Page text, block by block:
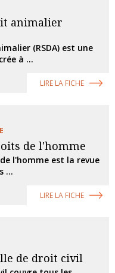
animalier
(RSDA) est une
à ...
LIRE LA FICHE
de l'homme
l'homme est la revue
...
LIRE LA FICHE
de droit civil